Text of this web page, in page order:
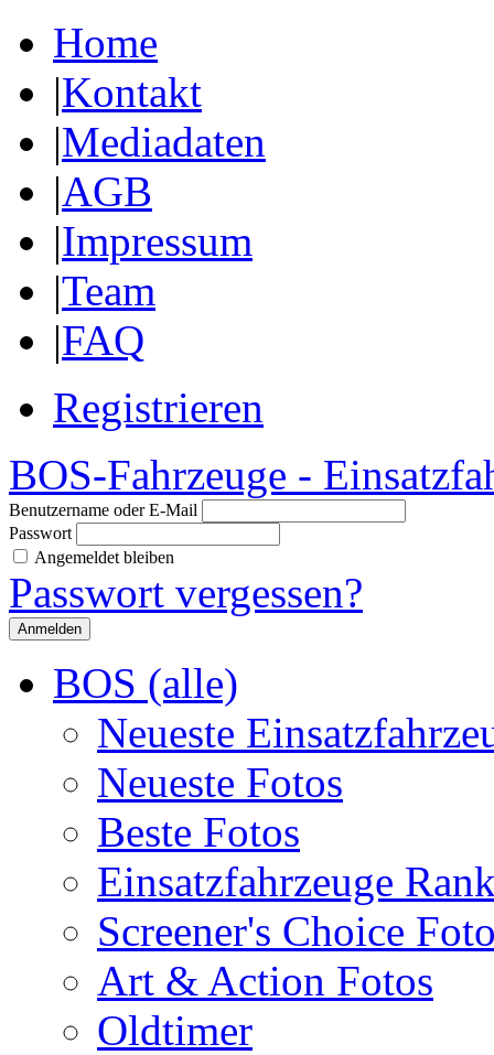
Home
|Kontakt
|Mediadaten
|AGB
|Impressum
|Team
|FAQ
Registrieren
BOS-Fahrzeuge -
Benutzername oder E-Mail
Passwort
Angemeldet bleiben
Passwort vergessen?
BOS (alle)
Neueste
Neueste Fotos
Beste Fotos
Einsatzfahrzeuge
Screener's Choice
Art & Action Fotos
Oldtimer